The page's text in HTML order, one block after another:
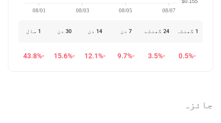
08/01 08/03 08/05 08/07
1 گھنٹہ 24 گھنٹے 7 دن 14 دن 30 دن 1 سال
-0.5%
-3.5%
-9.7%
-12.1%
-15.6%
-43.8%
جائزہ